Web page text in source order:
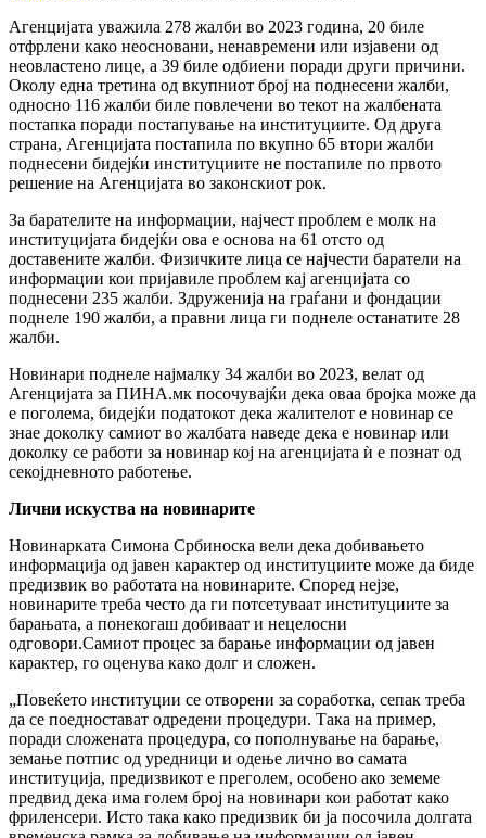
Агенцијата уважила 278 жалби во 2023 година, 20 биле
отфрлени како неосновани, ненавремени или изјавени од
неовластено лице, а 39 биле одбиени поради други причини.
Околу една третина од вкупниот број на поднесени жалби,
односно 116 жалби биле повлечени во текот на жалбената
постапка поради постапување на институциите. Од друга
страна, Агенцијата постапила по вкупно 65 втори жалби
поднесени бидејќи институциите не постапиле по првото
решение на Агенцијата во законскиот рок.
За барателите на информации, најчест проблем е молк на
институцијата бидејќи ова е основа на 61 отсто од
доставените жалби. Физичките лица се најчести баратели на
информации кои пријавиле проблем кај агенцијата со
поднесени 235 жалби. Здруженија на граѓани и фондации
поднеле 190 жалби, а правни лица ги поднеле останатите 28
жалби.
Новинари поднеле најмалку 34 жалби во 2023, велат од
Агенцијата за ПИНА.мк посочувајќи дека оваа бројка може да
е поголема, бидејќи податокот дека жалителот е новинар се
знае доколку самиот во жалбата наведе дека е новинар или
доколку се работи за новинар кој на агенцијата ѝ е познат од
секојдневното работење.
Лични искуства на новинарите
Новинарката Симона Србиноска вели дека добивањето
информација од јавен карактер од институциите може да биде
предизвик во работата на новинарите. Според нејзе,
новинарите треба често да ги потсетуваат институциите за
барањата, а понекогаш добиваат и нецелосни
одговори.Самиот процес за барање информации од јавен
карактер, го оценува како долг и сложен.
„Повеќето институции се отворени за соработка, сепак треба
да се поедностават одредени процедури. Така на пример,
поради сложената процедура, со пополнување на барање,
земање потпис од уредници и одење лично во самата
институција, предизвикот е преголем, особено ако земеме
предвид дека има голем број на новинари кои работат како
фриленсери. Исто така како предизвик би ја посочила долгата